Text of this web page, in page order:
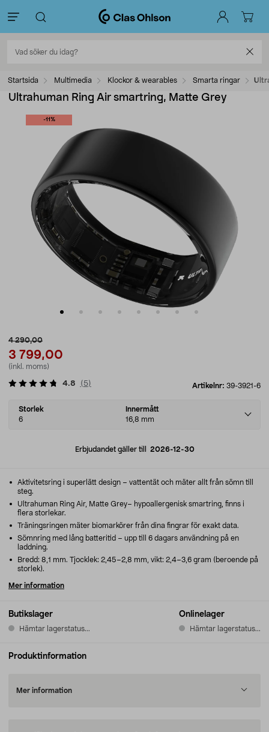
Startsida Multimedia Klockor & wearables Smarta ringar
Ultrahuman Ring Air smartring, Matte Grey
-11%
4 290,00
3 799,00
(inkl. moms)
Artikelnr: 39-3921-6
4.8 ( 5)
Select
variant
Storlek
6
Innermått
16,8 mm
Erbjudandet gäller till 2026-12-30
Butikslager
Hämtar lagerstatus...
Onlinelager
Hämtar lagerstatus...
Aktivitetsring i superlätt design – vattentät och mäter allt från sömn till
steg.
Ultrahuman Ring Air, Matte Grey– hypoallergenisk smartring, finns i
flera storlekar.
Träningsringen mäter biomarkörer från dina fingrar för exakt data.
Sömnring med lång batteritid – upp till 6 dagars användning på en
laddning.
Bredd: 8,1 mm. Tjocklek: 2,45–2,8 mm, vikt: 2,4–3,6 gram (beroende på
storlek).
Mer information
Produktinformation
Mer information